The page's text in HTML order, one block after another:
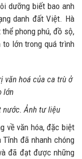
biết bao anh
danh đất Việt. Hà
phong phú, đồ sộ,
lớn trong quá trình
văn hoá của ca trù ở
lớn
nước. Ảnh tư liệu
văn hóa, đặc biệt
đã nhanh chóng
đã đạt được những